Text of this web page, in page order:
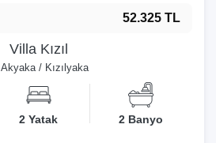
Villa Kızıl
Akyaka / Kızılyaka
52.325 TL
2 Yatak 2 Banyo